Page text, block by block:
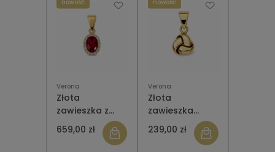
Verona
Złota
zawieszka z
cyrkoniami
Verona LJ13766
659,00 zł
nowość
Verona
Złota
zawieszka
Verona LA13216
SUPEŁEK
239,00 zł
nowość